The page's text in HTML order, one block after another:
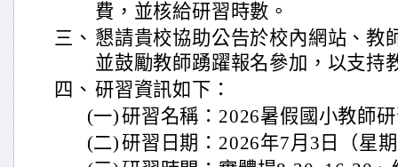
費，並核給研習時數。
三、 懇請貴校協助公告於校內網站、教
並鼓勵教師踴躍報名參加，以支持
四、 研習資訊如下：
(一)研習名稱：2026暑假國小教師
(二)研習日期：2026年7月3日（星